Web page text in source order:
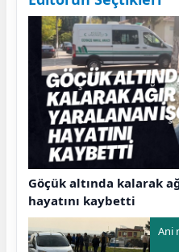
Göçük altında kalarak
hayatını kaybetti
Ani